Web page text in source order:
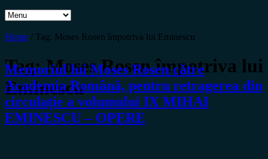
Home / Tag: Moses Rosen împotriva lui Eminescu
Tag:Moses Rosen împotriva lui
Eminescu
Memoriul lui Moses Rosen către
Academia Română, pentru retragerea din
circulație a volumului IX MIHAI
EMINESCU – OPERE